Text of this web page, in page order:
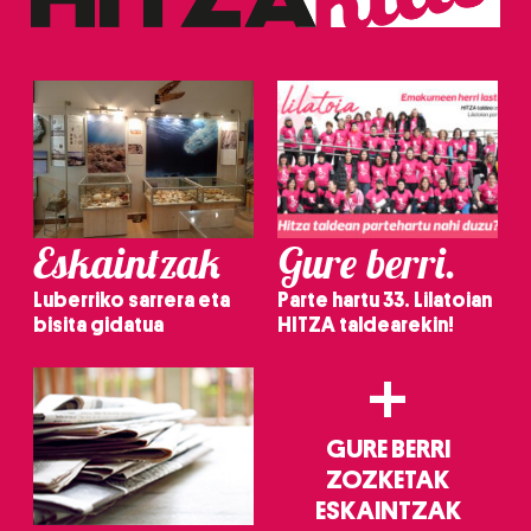
Eskaintzak
Luberriko sarrera eta
bisita gidatua
Gure berri.
Parte hartu 33. Lilatoian
HITZA taldearekin!
+
GURE BERRI
ZOZKETAK
ESKAINTZAK